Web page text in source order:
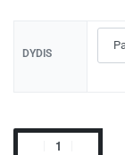
DYDIS